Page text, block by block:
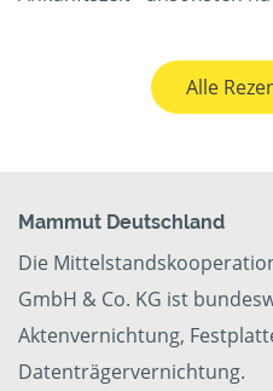
Alle
Mammut Deutschland
Die
GmbH & Co. KG ist
Aktenvernichtung,
Datenträgervernichtung.